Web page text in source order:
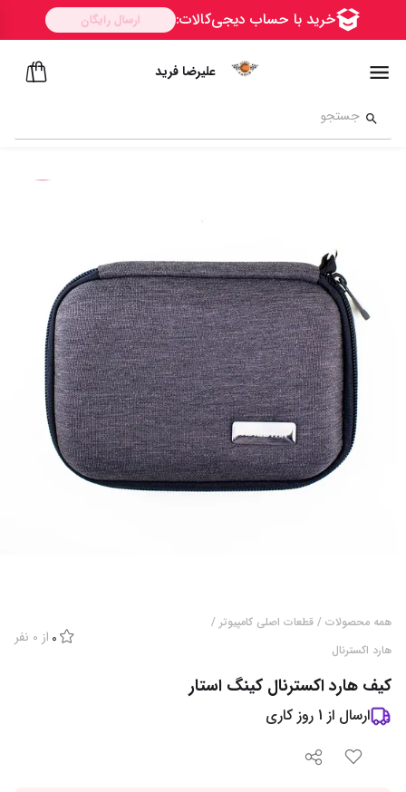
علیرضا فرید
همه محصولات / قطعات اصلی کامپیوتر /
هارد اکسترنال
0 از 0 نفر
کیف هارد اکسترنال کینگ استار
ارسال از 1 روز کاری